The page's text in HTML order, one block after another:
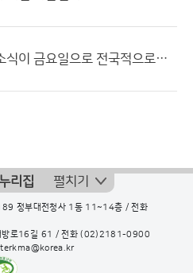
원래 목요일 비소식이 금요일으로 전국적으로 변경
리집 펼치기
정부대전청사 1동 11~14층 / 전화
방로16길 61 / 전화(02)2181-0900